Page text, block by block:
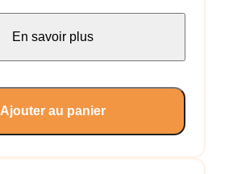
En savoir plus
Ajouter au panier